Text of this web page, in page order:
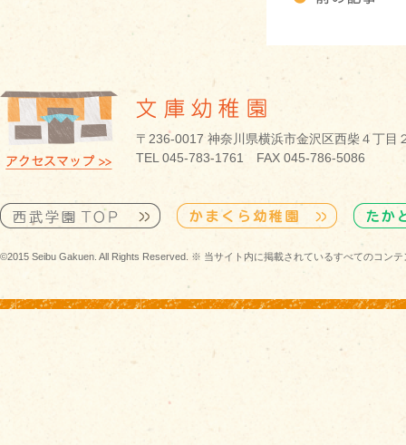
〒236-0017 神奈川県横浜市金沢区西柴４丁
TEL 045-783-1761 FAX 045-786-5086
©2015 Seibu Gakuen. All Rights Reserved. ※ 当サイト内に掲載されているすべてのコン